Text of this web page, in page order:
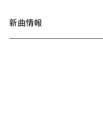
新曲情報